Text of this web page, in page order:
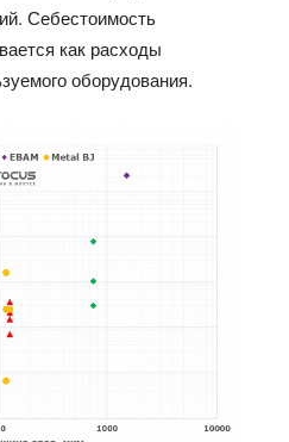
Себестоимость
как расходы
оборудования.